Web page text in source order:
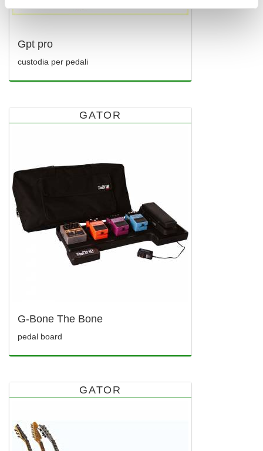
Gpt pro
custodia per pedali
GATOR
G-Bone The Bone
pedal board
GATOR